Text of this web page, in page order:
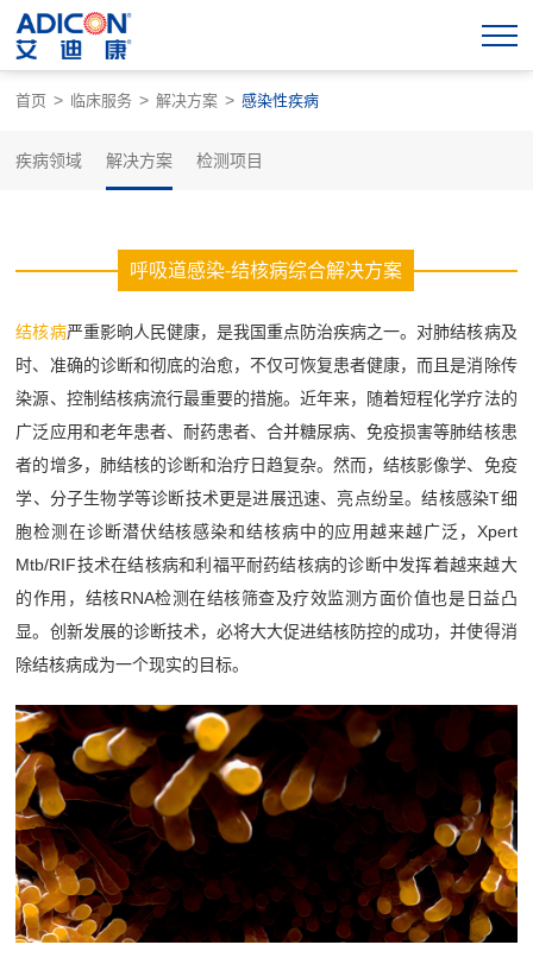
首页 > 临床服务 > 解决方案 > 感染性疾病
疾病领域 解决方案 检测项目
呼吸道感染-结核病综合解决方案
结核病严重影晌人民健康，是我国重点防治疾病之一。对肺结核病及
时、准确的诊断和彻底的治愈，不仅可恢复患者健康，而且是消除传
染源、控制结核病流行最重要的措施。近年来，随着短程化学疗法的
广泛应用和老年患者、耐药患者、合并糖尿病、免疫损害等肺结核患
者的增多，肺结核的诊断和治疗日趋复杂。然而，结核影像学、免疫
学、分子生物学等诊断技术更是进展迅速、亮点纷呈。结核感染T细
胞检测在诊断潜伏结核感染和结核病中的应用越来越广泛，Xpert
Mtb/RIF技术在结核病和利福平耐药结核病的诊断中发挥着越来越大
的作用，结核RNA检测在结核筛查及疗效监测方面价值也是日益凸
显。创新发展的诊断技术，必将大大促进结核防控的成功，并使得消
除结核病成为一个现实的目标。